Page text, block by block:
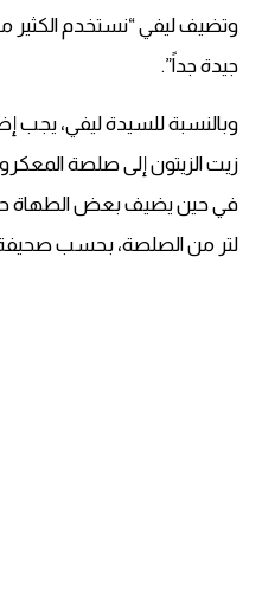
وتضيف ليفي “نستخدم الكثير
جيدة جداً”.
زيت الزيتون إلى صلصة
في حين يضيف بعض الطهاة
لتر من الصلصة، بحسب